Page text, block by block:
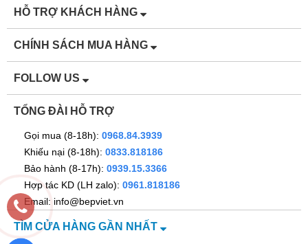
HỖ TRỢ KHÁCH HÀNG
CHÍNH SÁCH MUA HÀNG
FOLLOW US
TỔNG ĐÀI HỖ TRỢ
Gọi mua (8-18h): 0968.84.3939
Khiếu nại (8-18h): 0833.818186
Bảo hành (8-17h): 0939.15.3366
Hợp tác KD (LH zalo): 0961.818186
Email: info@bepviet.vn
TÌM CỬA HÀNG GẦN NHẤT